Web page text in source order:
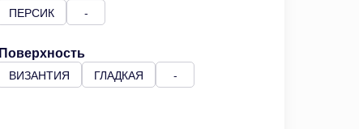
ПЕРСИК -
Поверхность
ВИЗАНТИЯ ГЛАДКАЯ -